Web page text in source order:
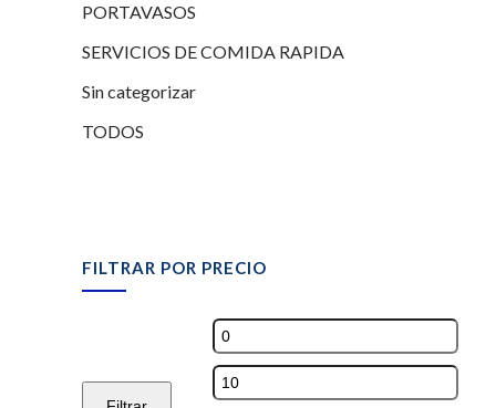
PORTAVASOS
SERVICIOS DE COMIDA RAPIDA
Sin categorizar
TODOS
FILTRAR POR PRECIO
máximo